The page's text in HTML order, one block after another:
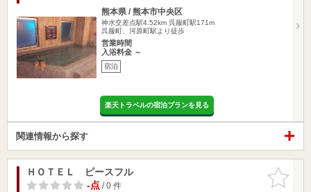
熊本県 / 熊本市中央区
神水交差点駅4.52km 呉服町駅171m
呉服町、河原町駅より徒歩
営業時間
入浴料金 ～
宿泊
楽天トラベルの宿泊プランを見る
関連情報から探す
お気に入
りに追加
ＨＯＴＥＬ ピースフル
-点/ 0 件